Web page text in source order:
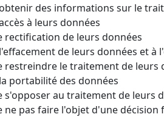
des informations sur le
à leurs données
rectification de leurs données
de leurs données et à
restreindre le traitement de leurs
portabilité des données
s'opposer au traitement de leurs
ne pas faire l'objet d'une